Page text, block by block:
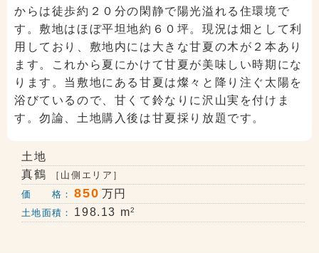
からは徒歩約２０分の閑静で陽光溢れる住環境で
す。敷地はほぼ平坦地約６０坪。現況は畑として利
用しており、敷地内には大きな甘夏の木が２本あり
ます。これから夏にかけて甘夏が美味しい時期にな
ります。当敷地にある甘夏は燦々と降り注ぐ太陽を
浴びているので、甘くて鈴なりに沢山実を付けま
す。勿論、土地購入後は甘夏採り放題です。
土地
真鶴
［山側エリア］
価 格：
850万円
土地面積： 198.13 m2